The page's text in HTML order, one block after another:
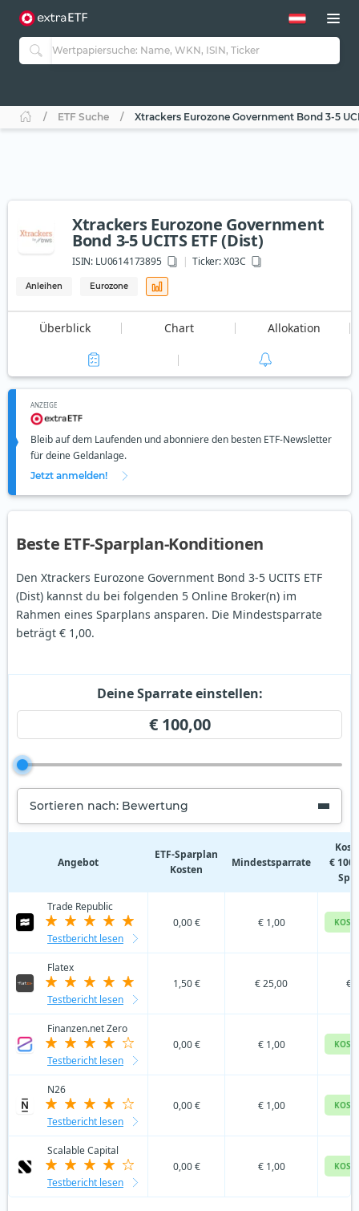
ETF Suche Xtrackers Eurozone Government Bond 3-5
Xtrackers Eurozone Government
Bond 3-5 UCITS ETF (Dist)
ISIN: LU0614173895 Ticker:X03C
Anleihen Eurozone
Überblick Chart Allokation
ANZEIGE
Bleib auf dem Laufenden und abonniere den besten ETF-Newsletter
für deine Geldanlage.
Jetzt anmelden!
Beste ETF-Sparplan-Konditionen
Den Xtrackers Eurozone Government Bond 3-5 UCITS ETF
(Dist) kannst du bei folgenden 5 Online Broker(n) im
Rahmen eines Sparplans ansparen. Die Mindestsparrate
beträgt € 1,00.
Deine Sparrate einstellen:
€ 100,00
Sortieren nach: Bewertung
Angebot
ETF‑Sparplan
Kosten
Mindestsparrate
€
Trade Republic
Testbericht lesen
0,00 € € 1,00
Flatex
Testbericht lesen
1,50 € € 25,00 €
Finanzen.net Zero
Testbericht lesen
0,00 € € 1,00
N26
Testbericht lesen
0,00 € € 1,00
Scalable Capital
Testbericht lesen
0,00 € € 1,00